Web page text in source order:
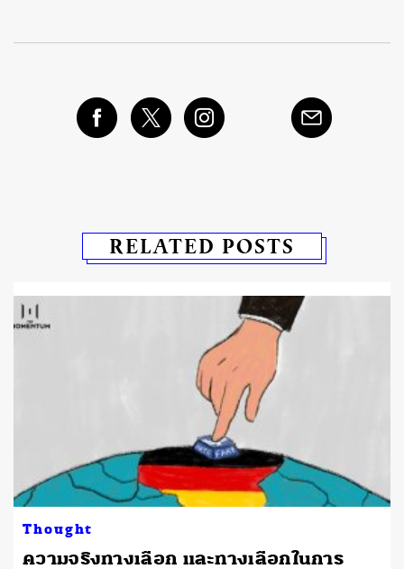
RELATED POSTS
Thought
ความจริงทางเลือก และทางเลือกในการ